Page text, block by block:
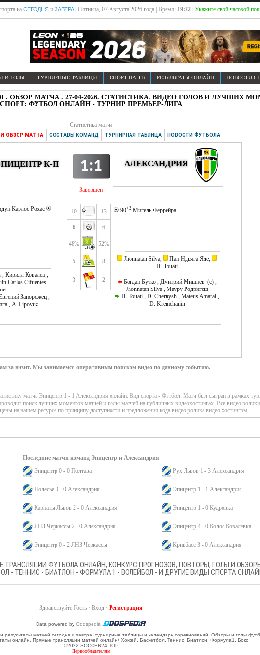
на СЕГОДНЯ и ЗАВТРА| Пятница, 07 Августа 2026 года | Время: 19:22 Укажите свой часовой
И ГОЛЫ ТУРНИРНЫЕ ТАБЛИЦЫ СПОРТ НА ТВ РЕЗУЛЬТАТЫ ОНЛАЙН НОВОСТИ
. ОБЗОР МАТЧА . 27-04-2026. СТАТИСТИКА. ВИДЕО ГОЛОВ И ЛУЧШИХ
СПОРТ: ФУТБОЛ ОНЛАЙН - ТУРНИР ПРЕМЬЕР-ЛИГА
Статистика матча
ОБЗОР МАТЧА
СОСТАВЫ КОМАНД ТУРНИРНАЯ ТАБЛИЦА НОВОСТИ ФУТБОЛА
К-П 1:1
Завершен
АЛЕКСАНДРИЯ
Карлос Рохас
, Кирилл Ковалец ,
Carlos Cifuentes
Запорожец ,
, A. Lipovuz
10 13
6 6
48% 52%
5 8
3 2
90+2 Мигель Феррейра
Jhonnatan Silva,
Пап Ндьяга Яде,
H. Touati
Богдан Бутко , Дмитрий Мишнев (c) ,
Jhonnatan Silva , Мауру Родригеш
H. Touati , D. Chernysh , Mateus Amaral ,
D. Kremchanin
за визит. Мы занимаемся оперативным поиском видео по данному событию.
матча Эпицентр 1 - 1 Александрия онлайн. Вид спорта - Футбол. Матч был сыгран в рамках
поиск лучших моментов матчей и голы матчей на публичных видеохостингах. Все видео
на нашем ресурсе по принципу доступности и предложения кода видео ролика видео хостингом.
Последние матчи команд Эпицентр и Александрия
Эпицентр 0 - 0 Полтава Рух Львов 1 - 3 Александрия
Полесье 0 - 0 Александрия Эпицентр 1 - 1 Александрия
Карпаты Львов 2 - 0 Александрия Эпицентр 1 - 0 Кудровка
ЛНЗ Черкассы 2 - 0 Александрия Эпицентр 4 - 0 Колос Ковалевка
Эпицентр 0 - 2 ЛНЗ Черкассы Кривбасс 3 - 0 Александрия
ТРАНСЛЯЦИИ ФУТБОЛА ОНЛАЙН, КОНКУРС ПРОГНОЗОВ, ПОВТОРЫ, ГОЛЫ И
- ТЕННИС - БИАТЛОН - ФОРМУЛА 1 - ВОЛЕЙБОЛ - И ДРУГИЕ ВИДЫ СПОРТА
Здравствуйте Гость · Вход · Регистрация
Data powered by Oddspedia
результаты матчей сегодня и завтра, турнирные таблицы и календарь соревнований. Обзоры и голы
онлайн. Прямые трансляции матчей онлайн/ Хоккей, Баскетбол, Теннис, Биатлон, Формула1, Бокс
©2022 SOCCER24.TOP
Первообладателям